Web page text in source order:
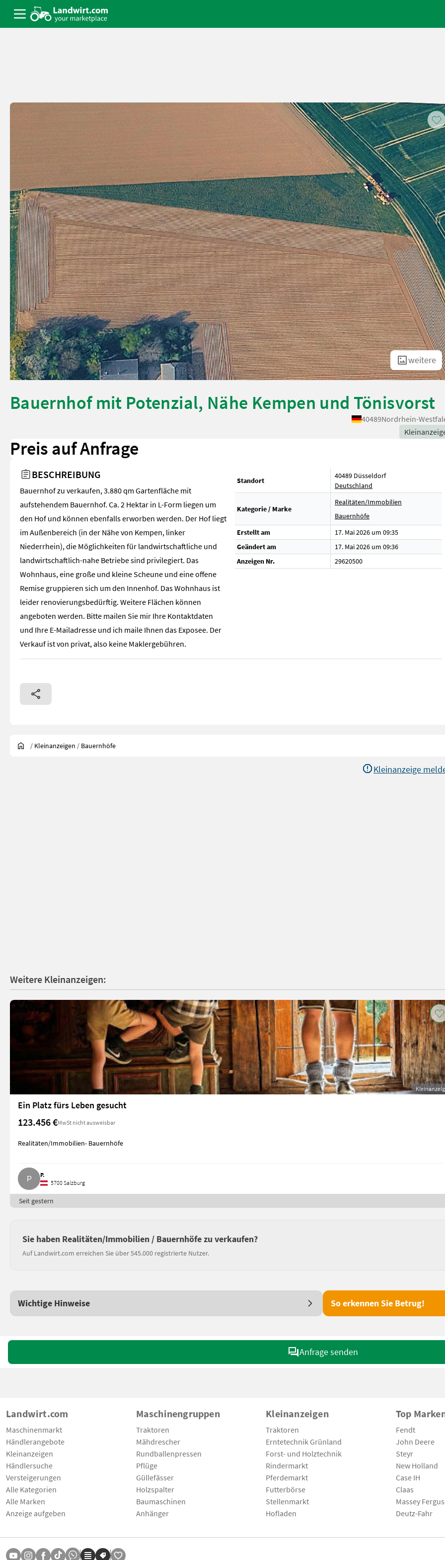
weitere
Bauernhof mit Potenzial, Nähe Kempen und Tönisvorst
40489Nordrhein-
Preis auf Anfrage
BESCHREIBUNG
Bauernhof zu verkaufen, 3.880 qm Gartenfläche mit
aufstehendem Bauernhof. Ca. 2 Hektar in L-Form liegen um
den Hof und können ebenfalls erworben werden. Der Hof liegt
im Außenbereich (in der Nähe von Kempen, linker
Niederrhein), die Möglichkeiten für landwirtschaftliche und
landwirtschaftlich-nahe Betriebe sind privilegiert. Das
Wohnhaus, eine große und kleine Scheune und eine offene
Remise gruppieren sich um den Innenhof. Das Wohnhaus ist
leider renovierungsbedürftig. Weitere Flächen können
angeboten werden. Bitte mailen Sie mir Ihre Kontaktdaten
und Ihre E-Mailadresse und ich maile Ihnen das Exposee. Der
Verkauf ist von privat, also keine Maklergebühren.
Standort
40489 Düsseldorf
Deutschland
Kategorie / Marke
Realitäten/Immobilien
Bauernhöfe
Erstellt am
17. Mai 2026 um 09:35
Geändert am
17. Mai 2026 um 09:36
Anzeigen Nr.
29620500
/ Kleinanzeigen / Bauernhöfe
Kleinanzeige
Weitere Kleinanzeigen:
Ein Platz fürs Leben gesucht
123.456 €MwSt nicht ausweisbar
Realitäten/Immobilien- Bauernhöfe
P.
5700 Salzburg
Seit gestern
Sie haben Realitäten/Immobilien / Bauernhöfe zu verkaufen?
Auf Landwirt.com erreichen Sie über 545.000 registrierte Nutzer.
Wichtige Hinweise So erkennen Sie Betrug!
Anfrage senden
Landwirt.com
Maschinenmarkt
Händlerangebote
Kleinanzeigen
Händlersuche
Versteigerungen
Alle Kategorien
Alle Marken
Anzeige aufgeben
Maschinengruppen
Traktoren
Mähdrescher
Rundballenpressen
Pflüge
Güllefässer
Holzspalter
Baumaschinen
Anhänger
Kleinanzeigen
Traktoren
Erntetechnik Grünland
Forst- und Holztechnik
Rindermarkt
Pferdemarkt
Futterbörse
Stellenmarkt
Hofladen
Top
Fendt
John Deere
Steyr
New Holland
Case IH
Claas
Massey
Deutz-Fahr